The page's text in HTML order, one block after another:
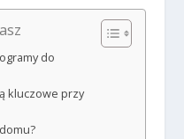
do
kluczowe przy